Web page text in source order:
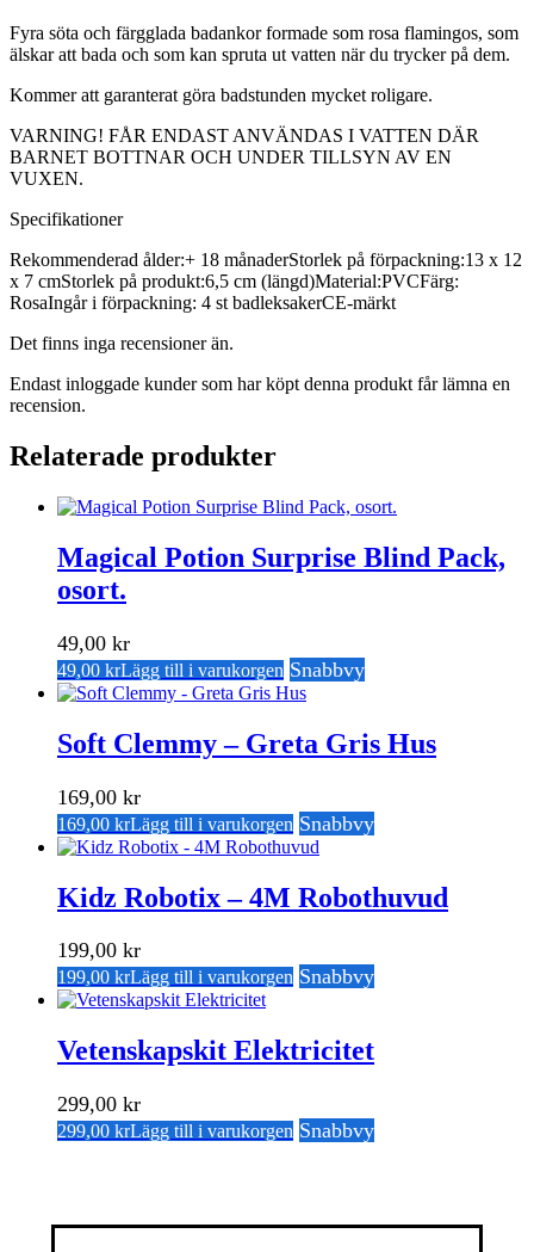
Fyra söta och färgglada badankor formade som rosa flamingos, som
älskar att bada och som kan spruta ut vatten när du trycker på dem.
Kommer att garanterat göra badstunden mycket roligare.
VARNING! FÅR ENDAST ANVÄNDAS I VATTEN DÄR
BARNET BOTTNAR OCH UNDER TILLSYN AV EN
VUXEN.
Specifikationer
Rekommenderad ålder:+ 18 månaderStorlek på förpackning:13 x 12
x 7 cmStorlek på produkt:6,5 cm (längd)Material:PVCFärg:
RosaIngår i förpackning: 4 st badleksakerCE-märkt
Det finns inga recensioner än.
Endast inloggade kunder som har köpt denna produkt får lämna en
recension.
Relaterade produkter
Magical Potion Surprise Blind Pack,
osort.
49,00 kr
49,00 krLägg till i varukorgen Snabbvy
Soft Clemmy – Greta Gris Hus
169,00 kr
169,00 krLägg till i varukorgen Snabbvy
Kidz Robotix – 4M Robothuvud
199,00 kr
199,00 krLägg till i varukorgen Snabbvy
Vetenskapskit Elektricitet
299,00 kr
299,00 krLägg till i varukorgen Snabbvy